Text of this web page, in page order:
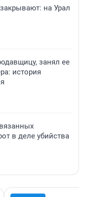
на Урал
занял ее
история
в деле убийства